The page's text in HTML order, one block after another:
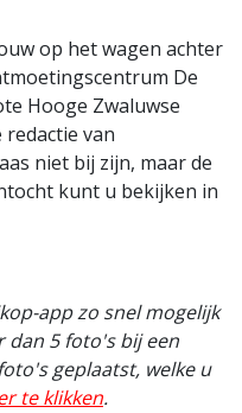
op het wagen achter
De
Hooge Zwaluwse
van
niet bij zijn, maar de
kunt u bekijken in
app zo snel mogelijk
dan 5 foto's bij een
geplaatst, welke u
te klikken.